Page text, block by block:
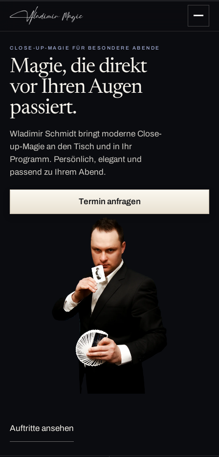
CLOSE-UP-MAGIE FÜR BESONDERE ABENDE
Magie, die direkt
vor Ihren Augen
passiert.
Wladimir Schmidt bringt moderne Close-
up-Magie an den Tisch und in Ihr
Programm. Persönlich, elegant und
passend zu Ihrem Abend.
Termin anfragen
Auftritte ansehen